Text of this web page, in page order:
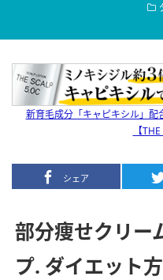
新育毛成分「キャピキシル」
【
シェア
部分痩せクリー
プ. ダイエット